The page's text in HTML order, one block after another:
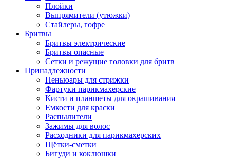
Плойки
Выпрямители (утюжки)
Стайлеры, гофре
Бритвы
Бритвы электрические
Бритвы опасные
Сетки и режущие головки для бритв
Принадлежности
Пеньюары для стрижки
Фартуки парикмахерские
Кисти и планшеты для окрашивания
Емкости для краски
Распылители
Зажимы для волос
Расходники для парикмахерских
Щётки-сметки
Бигуди и коклюшки